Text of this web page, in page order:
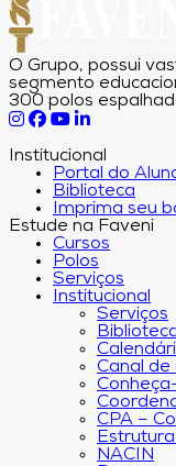
O Grupo, possui
segmento
300 polos
Institucional
Portal do
Biblioteca
Imprima seu
Estude na Faveni
Cursos
Polos
Serviços
Institucional
Serviços
Canal de
CPA –
NACIN